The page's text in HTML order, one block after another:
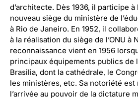
d’architecte. Dès 1936, il participe
nouveau siège du ministère de
à Rio de Janeiro. En 1952, il
à la réalisation du siège de l’ONU à
reconnaissance vient en 1956
principaux équipements publics de
Brasilia, dont la cathédrale, le
les ministères, etc. Sa notoriété est
l’arrivée au pouvoir de la dictature